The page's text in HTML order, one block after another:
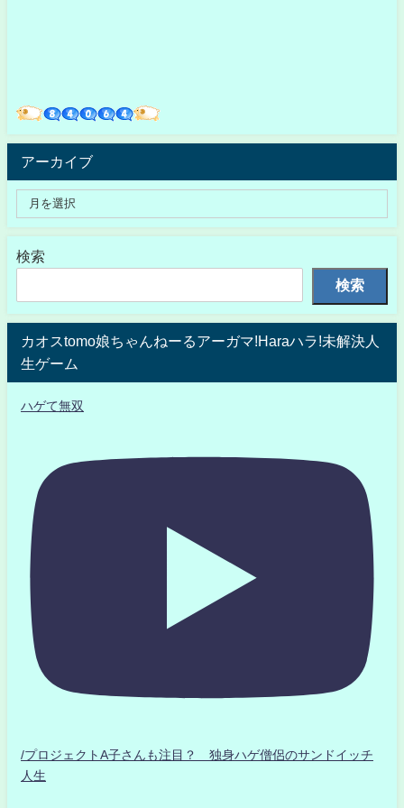
アーカイブ
検索
検索
カオスtomo娘ちゃんねーるアーガマ!Haraハラ!未解決人
生ゲーム
ハゲて無双
/プロジェクトA子さんも注目？ 独身ハゲ僧侶のサンドイッチ
人生